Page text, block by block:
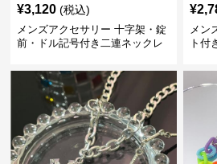
¥3,120 (税込)
メンズアクセサリー 十字架・錠
前・ドル記号付き二連ネックレ
¥
メン
ト付